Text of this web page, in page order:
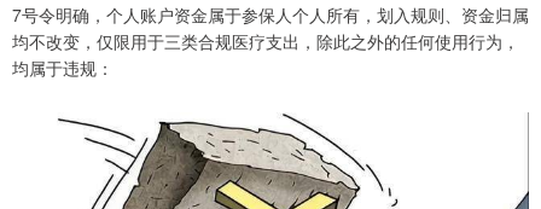
7号令明确，个人账户资金属于参保人个人所有，划入规则、资金归属
均不改变，仅限用于三类合规医疗支出，除此之外的任何使用行为，
均属于违规：